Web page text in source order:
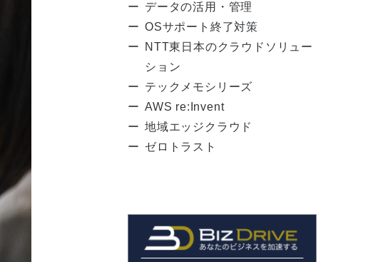
データの活用・管理
OSサポート終了対策
NTT東日本のクラウドソリュー
ション
テックメモシリーズ
AWS re:Invent
地域エッジクラウド
ゼロトラスト